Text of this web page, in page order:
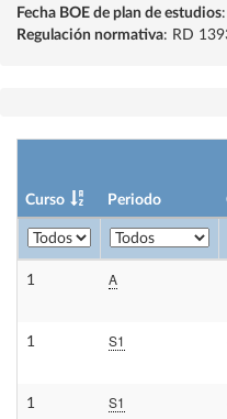
Fecha BOE de plan de estudios
Regulación normativa: RD
Curso Periodo
1 A
1 S1
1 S1